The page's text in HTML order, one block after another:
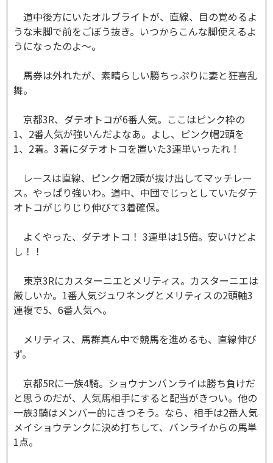
道中後方にいたオルブライトが、直線、目の覚めるよ
うな末脚で前をごぼう抜き。いつからこんな脚使えるよ
うになったのよ～。
馬券は外れたが、素晴らしい勝ちっぷりに妻と狂喜乱
舞。
京都3R、ダテオトコが6番人気。ここはピンク枠の
1、2番人気が強いんだよなあ。よし、ピンク帽2頭を
1、2着。3着にダテオトコを置いた3連単いったれ！
レースは直線、ピンク帽2頭が抜け出してマッチレー
ス。やっぱり強いわ。道中、中団でじっとしていたダテ
オトコがじりじり伸びて3着確保。
よくやった、ダテオトコ！ 3連単は15倍。安いけどよ
し！！
東京3Rにカスターニエとメリティス。カスターニエは
厳しいか。1番人気ジュワネングとメリティスの2頭軸3
連複で5、6番人気へ。
メリティス、馬群真ん中で競馬を進めるも、直線伸び
ず。
京都5Rに一族4騎。ショウナンバンライは勝ち負けだ
と思うのだが、人気馬相手にすると配当がきつい。他の
一族3騎はメンバー的にきつそう。なら、相手は2番人気
メイショウテンクに決め打ちして、バンライからの馬単
1点。